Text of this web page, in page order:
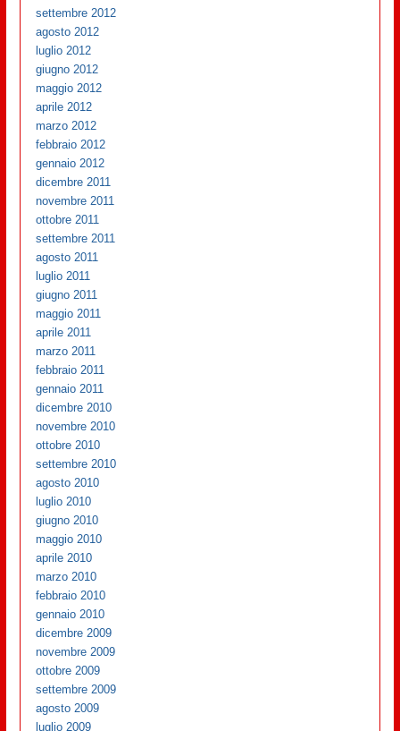
settembre 2012
agosto 2012
luglio 2012
giugno 2012
maggio 2012
aprile 2012
marzo 2012
febbraio 2012
gennaio 2012
dicembre 2011
novembre 2011
ottobre 2011
settembre 2011
agosto 2011
luglio 2011
giugno 2011
maggio 2011
aprile 2011
marzo 2011
febbraio 2011
gennaio 2011
dicembre 2010
novembre 2010
ottobre 2010
settembre 2010
agosto 2010
luglio 2010
giugno 2010
maggio 2010
aprile 2010
marzo 2010
febbraio 2010
gennaio 2010
dicembre 2009
novembre 2009
ottobre 2009
settembre 2009
agosto 2009
luglio 2009